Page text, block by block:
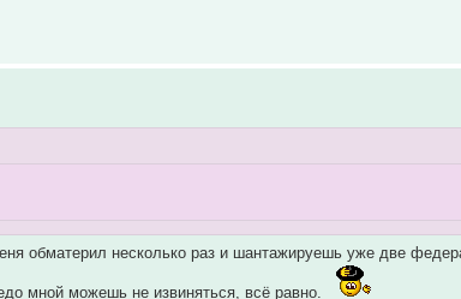
обматерил несколько раз и шантажируешь уже две
мной можешь не извиняться, всё равно.